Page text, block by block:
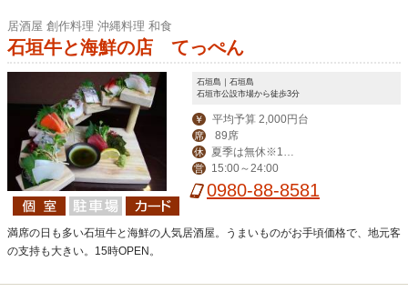
居酒屋 創作料理 沖縄料理 和食
石垣牛と海鮮の店 てっぺん
石垣島｜石垣島
石垣市公設市場から徒歩3分
￥ 平均予算 2,000円台
席 89席
休
月～毎週水曜定休
営 15:00～24:00
0980-88-8581
満席の日も多い石垣牛と海鮮の人気居酒屋。うまいものがお手頃価格で、地元客
の支持も大きい。15時OPEN。